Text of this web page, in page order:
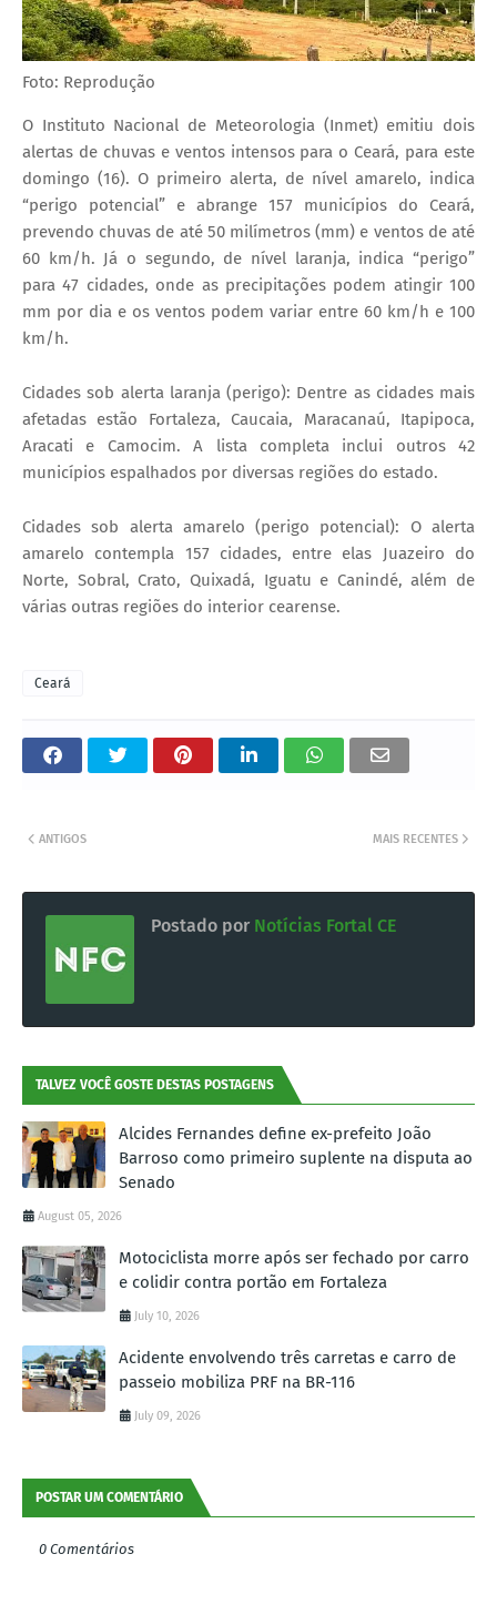
Foto: Reprodução
O Instituto Nacional de Meteorologia (Inmet) emitiu dois
alertas de chuvas e ventos intensos para o Ceará, para este
domingo (16). O primeiro alerta, de nível amarelo, indica
“perigo potencial” e abrange 157 municípios do Ceará,
prevendo chuvas de até 50 milímetros (mm) e ventos de até
60 km/h. Já o segundo, de nível laranja, indica “perigo”
para 47 cidades, onde as precipitações podem atingir 100
mm por dia e os ventos podem variar entre 60 km/h e 100
km/h.
Cidades sob alerta laranja (perigo): Dentre as cidades mais
afetadas estão Fortaleza, Caucaia, Maracanaú, Itapipoca,
Aracati e Camocim. A lista completa inclui outros 42
municípios espalhados por diversas regiões do estado.
Cidades sob alerta amarelo (perigo potencial): O alerta
amarelo contempla 157 cidades, entre elas Juazeiro do
Norte, Sobral, Crato, Quixadá, Iguatu e Canindé, além de
várias outras regiões do interior cearense.
Ceará
MAIS RECENTES
ANTIGOS
Postado por Notícias Fortal CE
TALVEZ VOCÊ GOSTE DESTAS POSTAGENS
Alcides Fernandes define ex-prefeito João
Barroso como primeiro suplente na disputa ao
Senado
August 05, 2026
Motociclista morre após ser fechado por carro
e colidir contra portão em Fortaleza
July 10, 2026
Acidente envolvendo três carretas e carro de
passeio mobiliza PRF na BR-116
July 09, 2026
POSTAR UM COMENTÁRIO
0 Comentários